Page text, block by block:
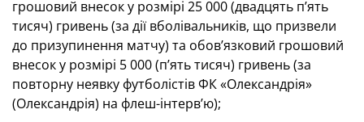
грошовий внесок у розмірі 25 000 (двадцять пʼять
тисяч) гривень (за дії вболівальників, що призвели
до призупинення матчу) та обов’язковий грошовий
внесок у розмірі 5 000 (пʼять тисяч) гривень (за
повторну неявку футболістів ФК «Олександрія»
(Олександрія) на флеш-інтервʼю);